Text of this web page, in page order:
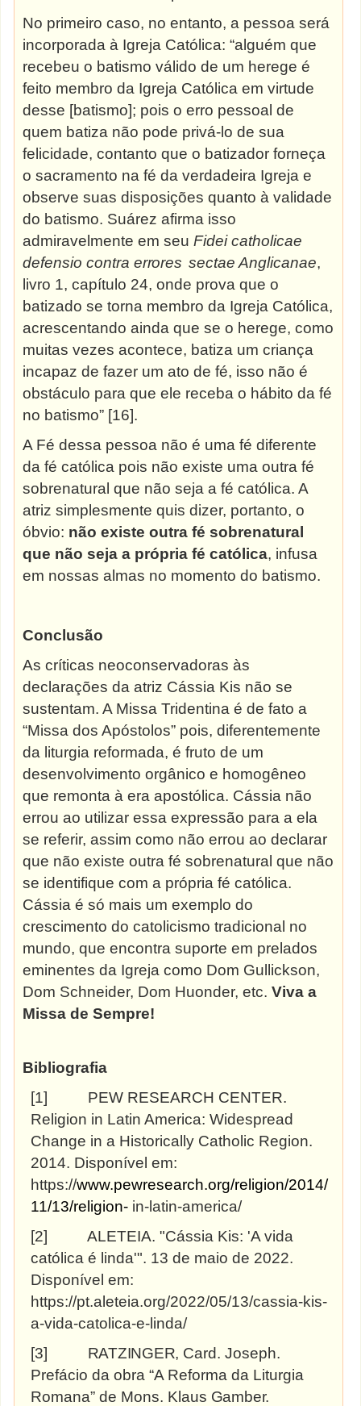
No primeiro caso, no entanto, a pessoa será
incorporada à Igreja Católica: “alguém que
recebeu o batismo válido de um herege é
feito membro da Igreja Católica em virtude
desse [batismo]; pois o erro pessoal de
quem batiza não pode privá-lo de sua
felicidade, contanto que o batizador forneça
o sacramento na fé da verdadeira Igreja e
observe suas disposições quanto à validade
do batismo. Suárez afirma isso
admiravelmente em seuFidei catholicae
defensio contraerrores sectae Anglicanae,
livro 1, capítulo 24, onde prova que o
batizado se torna membro da Igreja Católica,
acrescentando ainda que se o herege, como
muitas vezes acontece, batiza um criança
incapaz de fazer um ato de fé, isso não é
obstáculo para que ele receba o hábito da fé
no batismo” [16].
A Fé dessa pessoa não é uma fé diferente
da fé católica pois não existe uma outra fé
sobrenatural que não seja a fé católica. A
atriz simplesmente quis dizer, portanto, o
óbvio: não existe outra fé sobrenatural
que não seja a própria fé católica, infusa
em nossas almas no momento do batismo.
Conclusão
As críticas neoconservadoras às
declarações da atriz Cássia Kis não se
sustentam. A Missa Tridentina é de fato a
“Missa dos Apóstolos” pois, diferentemente
da liturgia reformada, é fruto de um
desenvolvimento orgânico e homogêneo
que remonta à era apostólica. Cássia não
errou ao utilizar essa expressão para a ela
se referir, assim como não errou ao declarar
que não existe outra fé sobrenatural que não
se identifique com a própria fé católica.
Cássia é só mais um exemplo do
crescimento do catolicismo tradicional no
mundo, que encontra suporte em prelados
eminentes da Igreja como Dom Gullickson,
Dom Schneider, Dom Huonder, etc.Viva a
Missa de Sempre!
Bibliografia
[1]
PEW RESEARCH CENTER.
Religion in Latin America: Widespread
Change in a Historically Catholic Region.
2014. Disponível em:
https://www.pewresearch.org/religion/2014/
11/13/religion-in-latin-america/
[2]
ALETEIA. "Cássia Kis: 'A vida
católica é linda'". 13 de maio de 2022.
Disponível em:
https://pt.aleteia.org/2022/05/13/cassia-kis-
a-vida-catolica-e-linda/
[3]
RATZINGER, Card. Joseph.
Prefácio da obra “A Reforma da Liturgia
Romana” de Mons. Klaus Gamber.